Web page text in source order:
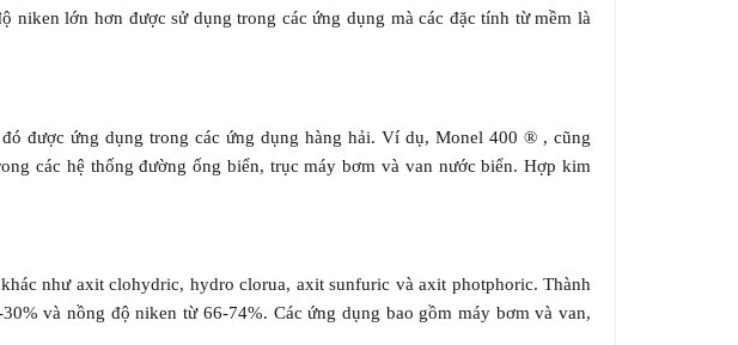
lớn hơn được sử dụng trong các ứng dụng mà các đặc tính từ mềm là
được ứng dụng trong các ứng dụng hàng hải. Ví dụ, Monel 400 ® , cũng
các hệ thống đường ống biển, trục máy bơm và van nước biển. Hợp kim
như axit clohydric, hydro clorua, axit sunfuric và axit photphoric. Thành
và nồng độ niken từ 66-74%. Các ứng dụng bao gồm máy bơm và van,